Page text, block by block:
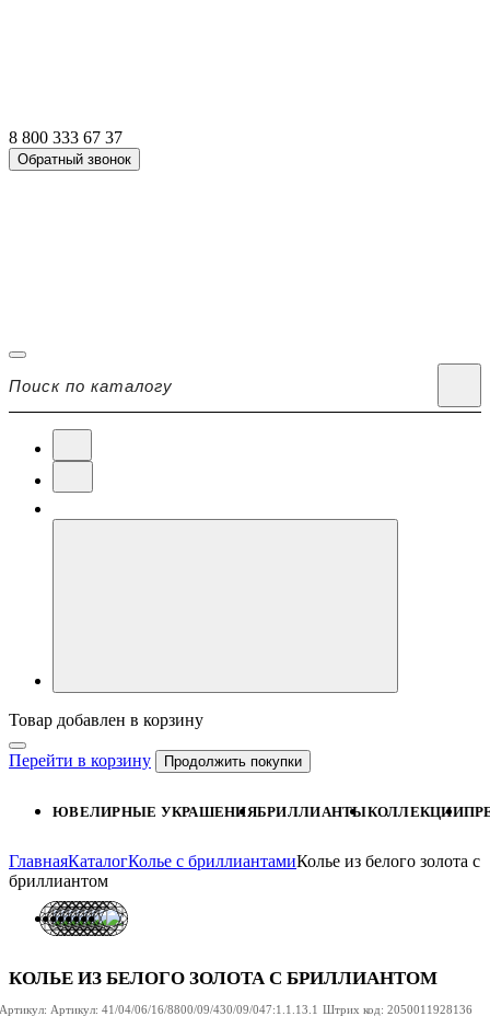
8 800 333 67 37
Обратный звонок
Товар добавлен в корзину
Перейти в корзину Продолжить покупки
ЮВЕЛИРНЫЕ УКРАШЕНИЯБРИЛЛИАНТЫКОЛЛЕКЦИИ
ГлавнаяКаталогКолье с бриллиантамиКолье из белого золота с
бриллиантом
КОЛЬЕ ИЗ БЕЛОГО ЗОЛОТА С БРИЛЛИАНТОМ
Артикул: Артикул: 41/04/06/16/8800/09/430/09/047:1.1.13.1 Штрих код: 2050011928136